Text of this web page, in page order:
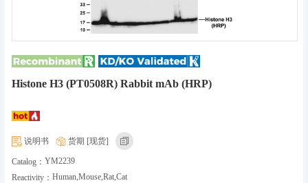
Histone H3 (PT0508R) Rabbit mAb (HRP)
说明书 货期 [现货]
Catalog： YM2239
Reactivity： Human,Mouse,Rat,Cat